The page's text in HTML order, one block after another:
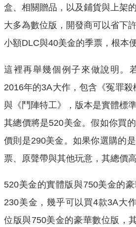
盒、相關贈品，以及鋪貨與上架
大多為數位版，開發商可以省下
小額DLC與40美金的季票，根本
這裡再舉幾個例子來做說明。
2016年的3A大作，包含《冤罪殺
與《鬥陣特工》，版本是實體標
其總價將是520美金。假如你買
價則是290美金。如果你選購的
票、原聲帶與其他玩意，其總價
520美金的實體版與750美金的
230美金，幾乎可以買4款3A大
位版與750美金的豪華數位版，